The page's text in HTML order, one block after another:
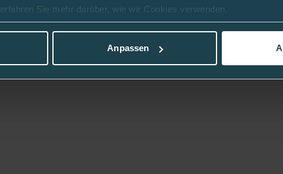
erfahren Sie mehr darüber, wie wir Cookies verwenden.
Anpassen